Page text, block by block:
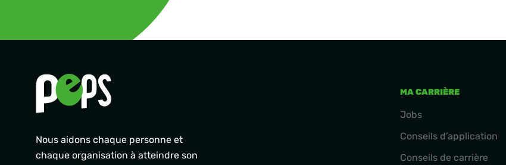
Nous aidons chaque personne et
chaque organisation à atteindre son
MA CARRIÈRE
Jobs
Conseils d’application
Conseils de carrière